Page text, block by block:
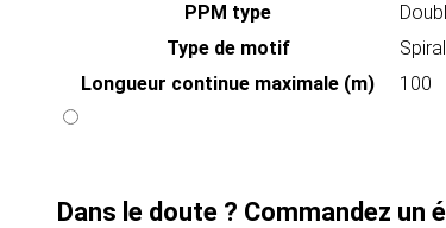
PPM type
Type de motif
Longueur continue maximale (m)
100
Dans le doute ? Commandez un